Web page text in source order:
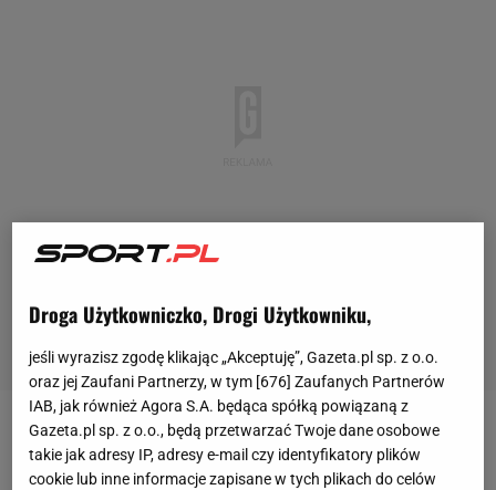
Florentino Perez ogłosił niedługo przed wyborami
prezydenckimi, że jeśli zachowa stanowisko, to
Droga Użytkowniczko, Drogi Użytkowniku,
jeśli wyrazisz zgodę klikając „Akceptuję”, Gazeta.pl sp. z o.o.
oraz jej Zaufani Partnerzy, w tym [676] Zaufanych Partnerów
IAB, jak również Agora S.A. będąca spółką powiązaną z
Gazeta.pl sp. z o.o., będą przetwarzać Twoje dane osobowe
takie jak adresy IP, adresy e-mail czy identyfikatory plików
cookie lub inne informacje zapisane w tych plikach do celów